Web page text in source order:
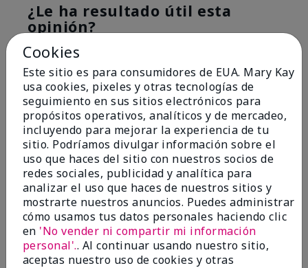
¿Le ha resultado útil esta
opinión?
6
Marcar esta opinión
5
Great Night time emollient
EnviadoHace 2 meses
porSonia G
deChicago'Il
Evaluado en
marykay.com/en-us/
Cookies
Este sitio es para consumidores de EUA. Mary Kay
usa cookies, pixeles y otras tecnologías de
seguimiento en sus sitios electrónicos para
propósitos operativos, analíticos y de mercadeo,
incluyendo para mejorar la experiencia de tu
sitio. Podríamos divulgar información sobre el
uso que haces del sitio con nuestros socios de
redes sociales, publicidad y analítica para
analizar el uso que haces de nuestros sitios y
mostrarte nuestros anuncios. Puedes administrar
cómo usamos tus datos personales haciendo clic
en 'No vender ni compartir mi información
personal'.. Al continuar usando nuestro sitio,
aceptas nuestro uso de cookies y otras